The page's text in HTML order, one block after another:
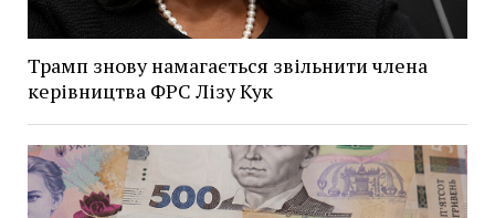
Трамп знову намагається звільнити члена
керівництва ФРС Лізу Кук